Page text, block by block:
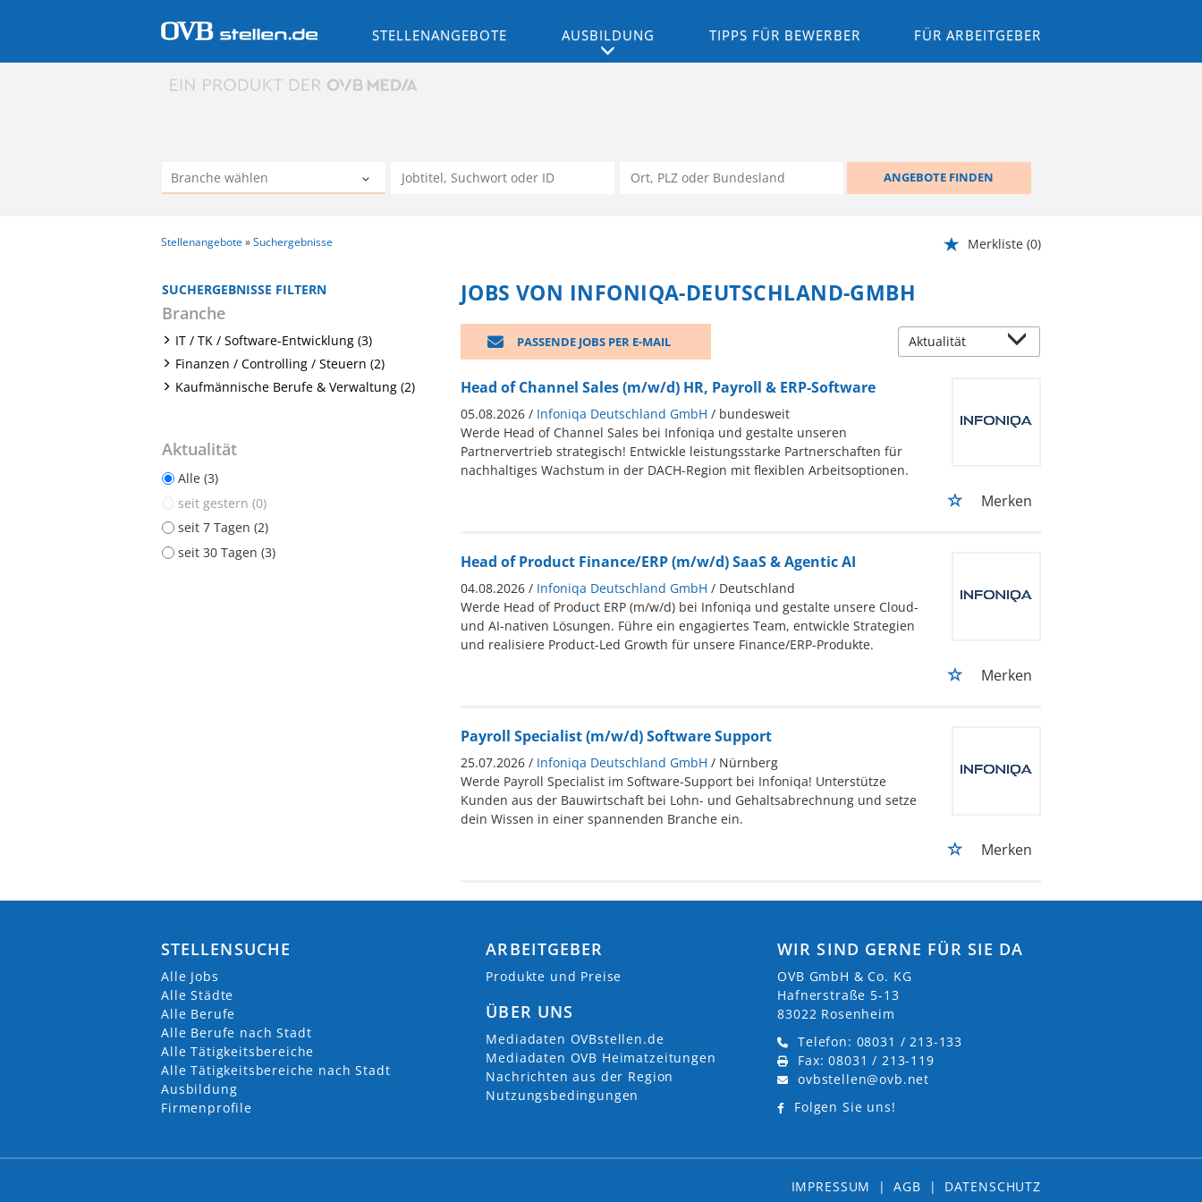
STELLENANGEBOTE AUSBILDUNG TIPPS FÜR BEWERBER FÜR ARBEITGEBER
ANGEBOTE FINDEN
Stellenangebote Suchergebnisse Merkliste (0)
SUCHERGEBNISSE FILTERN
Branche
IT / TK / Software-Entwicklung (3)
Finanzen / Controlling / Steuern (2)
Kaufmännische Berufe & Verwaltung (2)
Aktualität
Alle (3)
seit gestern (0)
seit 7 Tagen (2)
seit 30 Tagen (3)
JOBS VON INFONIQA-DEUTSCHLAND-GMBH
PASSENDE JOBS PER E-MAIL
Head of Channel Sales (m/w/d) HR, Payroll & ERP-Software
05.08.2026 / Infoniqa Deutschland GmbH / bundesweit
Werde Head of Channel Sales bei Infoniqa und gestalte unseren
Partnervertrieb strategisch! Entwickle leistungsstarke Partnerschaften für
nachhaltiges Wachstum in der DACH-Region mit flexiblen Arbeitsoptionen.
Merken
Head of Product Finance/ERP (m/w/d) SaaS & Agentic AI
04.08.2026 / Infoniqa Deutschland GmbH / Deutschland
Werde Head of Product ERP (m/w/d) bei Infoniqa und gestalte unsere Cloud-
und AI-nativen Lösungen. Führe ein engagiertes Team, entwickle Strategien
und realisiere Product-Led Growth für unsere Finance/ERP-Produkte.
Merken
Payroll Specialist (m/w/d) Software Support
25.07.2026 / Infoniqa Deutschland GmbH / Nürnberg
Werde Payroll Specialist im Software-Support bei Infoniqa! Unterstütze
Kunden aus der Bauwirtschaft bei Lohn- und Gehaltsabrechnung und setze
dein Wissen in einer spannenden Branche ein.
Merken
STELLENSUCHE
Alle Jobs
Alle Städte
Alle Berufe
Alle Berufe nach Stadt
Alle Tätigkeitsbereiche
Alle Tätigkeitsbereiche nach Stadt
Ausbildung
Firmenprofile
ARBEITGEBER
Produkte und Preise
ÜBER UNS
Mediadaten OVBstellen.de
Mediadaten OVB Heimatzeitungen
Nachrichten aus der Region
Nutzungsbedingungen
WIR SIND GERNE FÜR SIE DA
OVB GmbH & Co. KG
Hafnerstraße 5-13
83022 Rosenheim
Telefon: 08031 / 213-133
Fax: 08031 / 213-119
ovbstellen@ovb.net
Folgen Sie uns!
IMPRESSUM | AGB | DATENSCHUTZ